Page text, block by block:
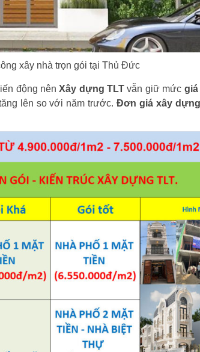
xây nhà trọn gói tại Thủ Đức
động nênXây dựng TLT vẫn giữ mức
lên so với năm trước.Đơn giá xây